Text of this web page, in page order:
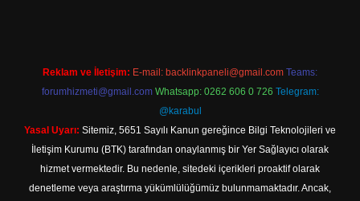
Reklam ve İletişim: E-mail: backlinkpaneli@gmail.com Teams:
forumhizmeti@gmail.com Whatsapp: 0262 606 0 726 Telegram:
@karabul
Yasal Uyarı: Sitemiz, 5651 Sayılı Kanun gereğince Bilgi Teknolojileri ve
İletişim Kurumu (BTK) tarafından onaylanmış bir Yer Sağlayıcı olarak
hizmet vermektedir. Bu nedenle, sitedeki içerikleri proaktif olarak
denetleme veya araştırma yükümlülüğümüz bulunmamaktadır. Ancak,